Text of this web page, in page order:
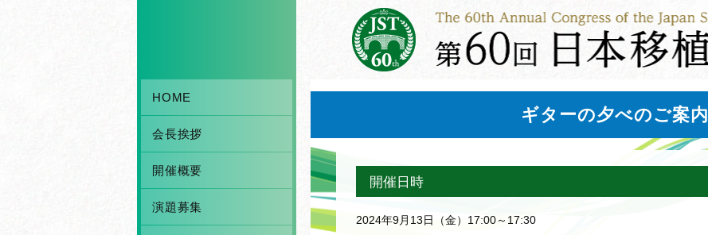
HOME
会長挨拶
開催概要
演題募集
ギターの夕べのご案内
開催日時
2024年9月13日（金）17:00～17:30